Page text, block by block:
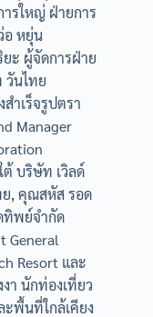
รใหญ่ ฝ่ายการ
อ หยุ่น
ะ ผู้จัดการฝ่าย
วันไทย
ำเร็จรูปตรา
Manager
บริษัท เวิลด์
ย, คุณสหัส รอด
ทิพย์จำกัด
Resort และ
า นักท่องเที่ยว
พื้นที่ใกล้เคียง